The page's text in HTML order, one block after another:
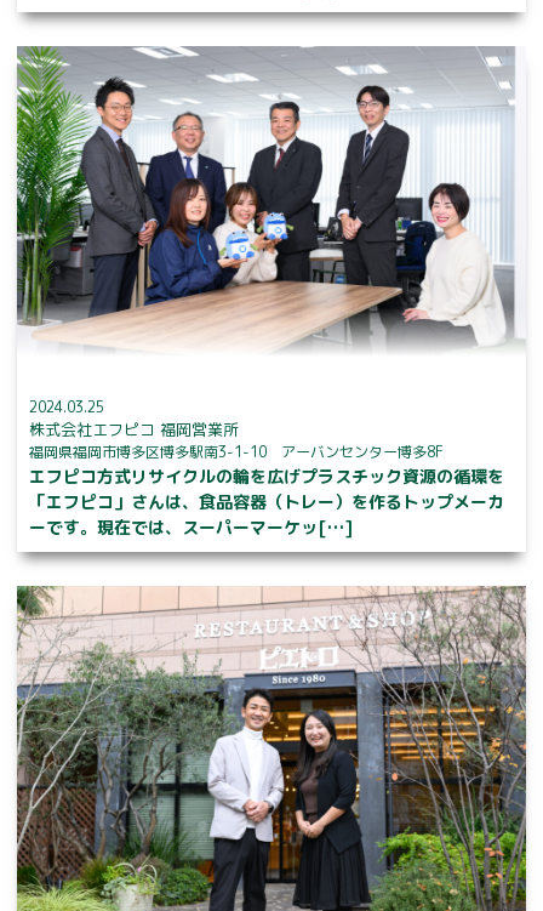
2024.03.25
株式会社エフピコ 福岡営業所
福岡県福岡市博多区博多駅南3-1-10 アーバンセンター博多8F
エフピコ方式リサイクルの輪を広げプラスチック資源の循環を
「エフピコ」さんは、食品容器（トレー）を作るトップメーカ
ーです。現在では、スーパーマーケッ[…]